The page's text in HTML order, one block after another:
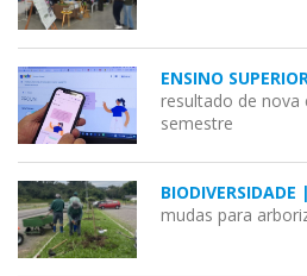
ENSINO
resultado de nova
semestre
BIODIVERSIDADE |
mudas para